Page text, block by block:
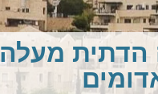
הדתית מעלה